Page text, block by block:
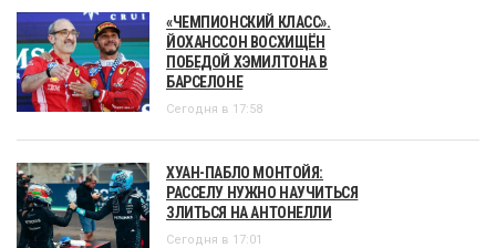
«ЧЕМПИОНСКИЙ КЛАСС».
ЙОХАНССОН ВОСХИЩЁН
ПОБЕДОЙ ХЭМИЛТОНА В
БАРСЕЛОНЕ
Сегодня в 17:58
ХУАН-ПАБЛО МОНТОЙЯ:
РАССЕЛУ НУЖНО НАУЧИТЬСЯ
ЗЛИТЬСЯ НА АНТОНЕЛЛИ
Сегодня в 17:01